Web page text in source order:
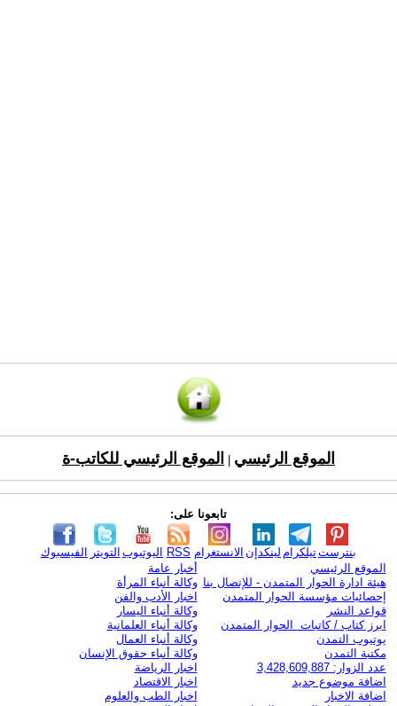
الموقع الرئيسي الموقع الرئيسي للكاتب-ة
تابعونا على:
الفيسبوك التويتر اليوتيوب RSS الانستغرام لينكدإن تيلكرامبنترست
الموقع الرئيسي
هيئة ادارة الحوار المتمدن - للإتصال بنا
إحصائيات مؤسسة الحوار المتمدن
قواعد النشر
ابرز كتاب / كاتبات الحوار المتمدن
يوتيوب التمدن
مكتبة التمدن
عدد الزوار: 3,428,609,887
اضافة موضوع جديد
اضافة الاخبار
أخبار عامة
وكالة أنباء المرأة
اخبار الأدب والفن
وكالة أنباء اليسار
وكالة أنباء العلمانية
وكالة أنباء العمال
وكالة أنباء حقوق الإنسان
اخبار الرياضة
اخبار الاقتصاد
اخبار الطب والعلوم